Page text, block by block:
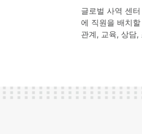
글로벌 사역 센
에 직원을 배치
관계, 교육, 상담